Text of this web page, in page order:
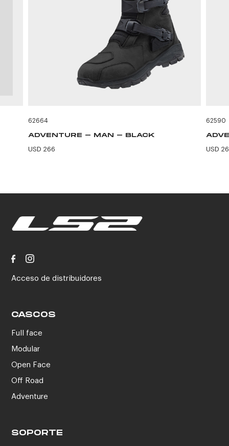
62664
ADVENTURE - MAN - BLACK
USD 266
62590
USD
Acceso de distribuidores
CASCOS
Full face
Modular
Open Face
Off Road
Adventure
SOPORTE